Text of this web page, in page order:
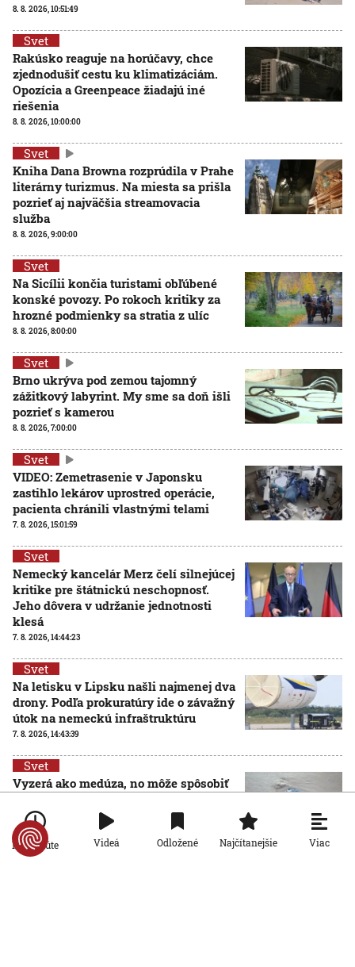
8. 8. 2026, 10:51:49
Svet
Rakúsko reaguje na horúčavy, chce
zjednodušiť cestu ku klimatizáciám.
Opozícia a Greenpeace žiadajú iné
riešenia
8. 8. 2026, 10:00:00
Svet
Kniha Dana Browna rozprúdila v Prahe
literárny turizmus. Na miesta sa prišla
pozrieť aj najväčšia streamovacia
služba
8. 8. 2026, 9:00:00
Svet
Na Sicílii končia turistami obľúbené
konské povozy. Po rokoch kritiky za
hrozné podmienky sa stratia z ulíc
8. 8. 2026, 8:00:00
Svet
Brno ukrýva pod zemou tajomný
zážitkový labyrint. My sme sa doň išli
pozrieť s kamerou
8. 8. 2026, 7:00:00
Svet
VIDEO: Zemetrasenie v Japonsku
zastihlo lekárov uprostred operácie,
pacienta chránili vlastnými telami
7. 8. 2026, 15:01:59
Svet
Nemecký kancelár Merz čelí silnejúcej
kritike pre štátnickú neschopnosť.
Jeho dôvera v udržanie jednotnosti
klesá
7. 8. 2026, 14:44:23
Svet
Na letisku v Lipsku našli najmenej dva
drony. Podľa prokuratúry ide o závažný
útok na nemeckú infraštruktúru
7. 8. 2026, 14:43:39
Svet
Vyzerá ako medúza, no môže spôsobiť
portugalská zatvára pláže vo
Francúzsku aj Španielsku
7. 8. 2026, 13:15:11
Po minúte Videá Odložené Najčítanejšie Viac